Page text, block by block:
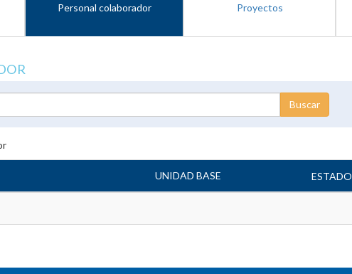
Personal colaborador Proyectos
UNIDAD BASE ESTADO